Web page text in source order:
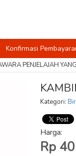
Konfirmasi
PENJELAJAH
Kategori:
Harga:
Rp